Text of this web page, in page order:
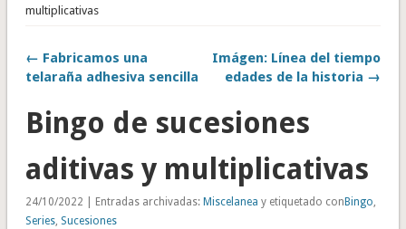
multiplicativas
← Fabricamos una
telaraña adhesiva sencilla
Imágen: Línea del tiempo
edades de la historia →
Bingo de sucesiones
aditivas y multiplicativas
24/10/2022 | Entradas archivadas: Miscelanea y etiquetado con Bingo,
Series, Sucesiones